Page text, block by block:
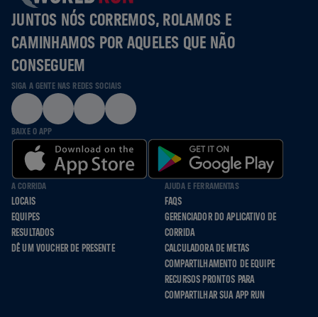
JUNTOS NÓS CORREMOS, ROLAMOS E
CAMINHAMOS POR AQUELES QUE NÃO
CONSEGUEM
SIGA A GENTE NAS REDES SOCIAIS
BAIXE O APP
A CORRIDA
LOCAIS
EQUIPES
RESULTADOS
DÊ UM VOUCHER DE PRESENTE
AJUDA E FERRAMENTAS
FAQS
GERENCIADOR DO APLICATIVO DE
CORRIDA
CALCULADORA DE METAS
COMPARTILHAMENTO DE EQUIPE
RECURSOS PRONTOS PARA
COMPARTILHAR SUA APP RUN